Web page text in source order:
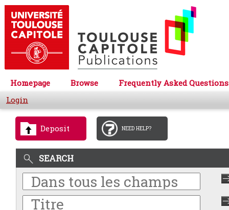
Homepage Browse
Frequently Asked Questions
Login
Deposit NEED HELP?
SEARCH